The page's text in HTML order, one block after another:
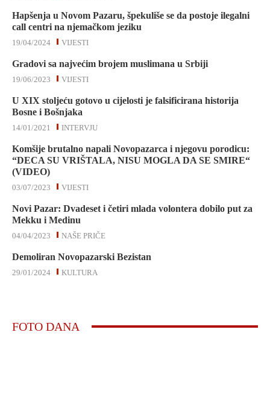
Hapšenja u Novom Pazaru, špekuliše se da postoje ilegalni
call centri na njemačkom jeziku
VIJESTI
19/04/2024
Gradovi sa najvećim brojem muslimana u Srbiji
VIJESTI
19/06/2023
U XIX stoljeću gotovo u cijelosti je falsificirana historija
Bosne i Bošnjaka
INTERVJU
14/01/2021
Komšije brutalno napali Novopazarca i njegovu porodicu:
“DECA SU VRIŠTALA, NISU MOGLA DA SE SMIRE“
(VIDEO)
VIJESTI
03/07/2023
Novi Pazar: Dvadeset i četiri mlada volontera dobilo put za
Mekku i Medinu
NAŠE PRIČE
04/04/2023
Demoliran Novopazarski Bezistan
KULTURA
29/01/2024
FOTO DANA